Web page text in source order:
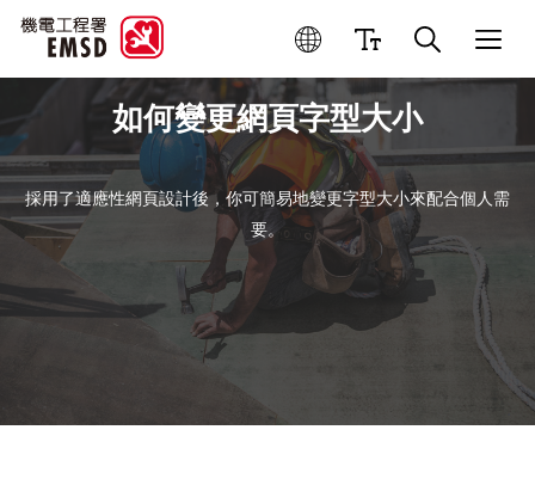
如何變更網頁字型大小
採用了適應性網頁設計後，你可簡易地變更字型大小來配合個人需
要。